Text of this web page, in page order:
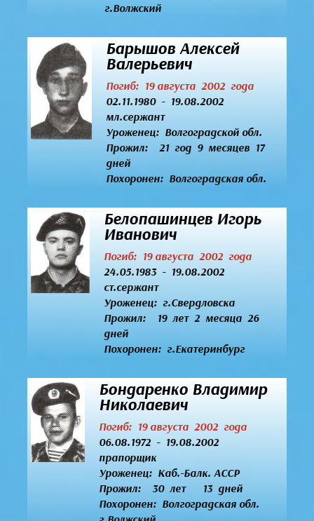
г.Волжский
Барышов Алексей
Валерьевич
Погиб: 19 августа 2002 года
02.11.1980 - 19.08.2002
мл.сержант
Уроженец: Волгоградской обл.
Прожил: 21 год 9 месяцев 17
дней
Похоронен: Волгоградская обл.
Белопашинцев Игорь
Иванович
Погиб: 19 августа 2002 года
24.05.1983 - 19.08.2002
ст.сержант
Уроженец: г.Свердловска
Прожил: 19 лет 2 месяца 26
дней
Похоронен: г.Екатеринбург
Бондаренко Владимир
Николаевич
Погиб: 19 августа 2002 года
06.08.1972 - 19.08.2002
прапорщик
Уроженец: Каб.-Балк. АССР
Прожил: 30 лет 13 дней
Похоронен: Волгоградская обл.